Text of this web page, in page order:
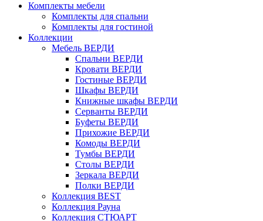
Комплекты мебели
Комплекты для спальни
Комплекты для гостиной
Коллекции
Мебель ВЕРДИ
Спальни ВЕРДИ
Кровати ВЕРДИ
Гостиные ВЕРДИ
Шкафы ВЕРДИ
Книжные шкафы ВЕРДИ
Серванты ВЕРДИ
Буфеты ВЕРДИ
Прихожие ВЕРДИ
Комоды ВЕРДИ
Тумбы ВЕРДИ
Столы ВЕРДИ
Зеркала ВЕРДИ
Полки ВЕРДИ
Коллекция BEST
Коллекция Рауна
Коллекция СТЮАРТ